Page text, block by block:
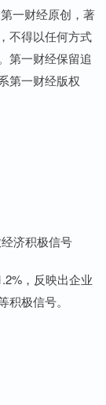
一财经原创，著
不得以任何方式
第一财经保留追
第一财经版权
济积极信号
，反映出企业
极信号。